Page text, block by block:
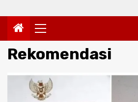
Primary
Menu
Rekomendasi